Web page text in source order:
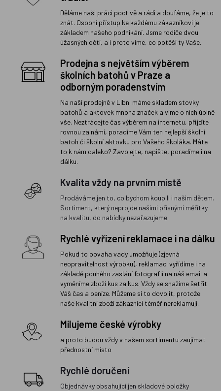
Děláme naši práci poctivě a rádi a doufáme, že je to
znát. Osobní přístup ke každému zákazníkovi je
základem našeho podnikání. Jsme rodiče dvou
úžasných dětí, a i proto víme, co potěší ty Vaše.
Prodejna s největším výběrem
školních batohů v Praze a
odborným poradenstvím
Na naší prodejně v Libni máme skladem stovky
batohů a aktovek mnoha značek a víme o nich úplně
vše. Neztrácejte čas výběrem na internetu, přijďte
rovnou za námi, poradíme Vám ten nejlepší školní
batoh či školní aktovku pro Vašeho školáka. Máte
to k nám daleko? Zavolejte, napište, poradíme i na
dálku.
Kvalita vždy na prvním místě
Prodáváme jen to, co bychom koupili i našim dětem.
Sortiment, který neprojde našimi přísnými měřítky
na kvalitu, do nabídky nezařazujeme.
Rychlé vyřízení reklamace i na dálku
Pokud to povaha vady umožňuje (zjevná
neopravitelnost výrobku), reklamaci vyřídíme i na
základě pouhého zaslání fotografií na náš email a
vyměníme zboží kus za kus. Vždy se snažíme šetřit
Váš čas a peníze. Můžeme si to dovolit, protože
naše kvalitní zboží zákazníci téměř nereklamují.
Milujeme české výrobky
a proto budou vždy v našem sortimentu zaujímat
přednostní místo
Rychlé doručení
Objednávky obsahující jen skladové položky